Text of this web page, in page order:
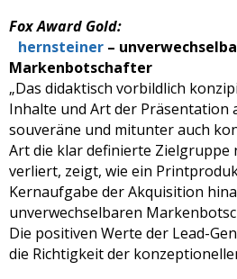
Fox Award Gold:
hernsteiner –
Markenbotschafter
„Das didaktisch vorbildlich
Inhalte und Art der Präsentation
souveräne und mitunter auch
Art die klar definierte Zielgruppe
verliert, zeigt, wie ein
Kernaufgabe der Akquisition
unverwechselbaren
Die positiven Werte der Lead-
die Richtigkeit der